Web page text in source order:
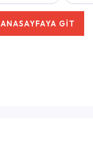
ANASAYFAYA GİT